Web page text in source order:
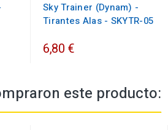
Sky Trainer (Dynam) -
Tirantes Alas - SKYTR-05
6,80 €
este producto: